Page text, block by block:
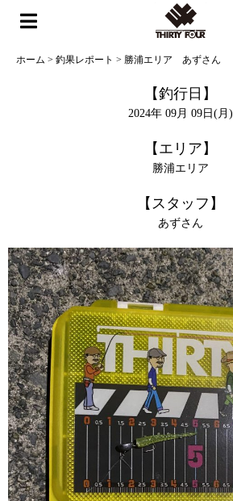
ホーム > 釣果レポート > 勝浦エリア あずさん
【釣行日】
2024年 09月 09日(月)
【エリア】
勝浦エリア
【スタッフ】
あずさん